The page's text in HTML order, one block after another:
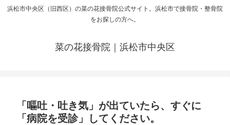
浜松市中央区（旧西区）の菜の花接骨院公式サイト。浜松市で接骨院・整骨院
をお探しの方へ。
菜の花接骨院｜浜松市中央区
「嘔吐・吐き気」が出ていたら、すぐに
「病院を受診」してください。